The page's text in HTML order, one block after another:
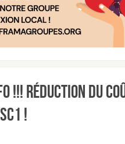
!!! Réduction du
!